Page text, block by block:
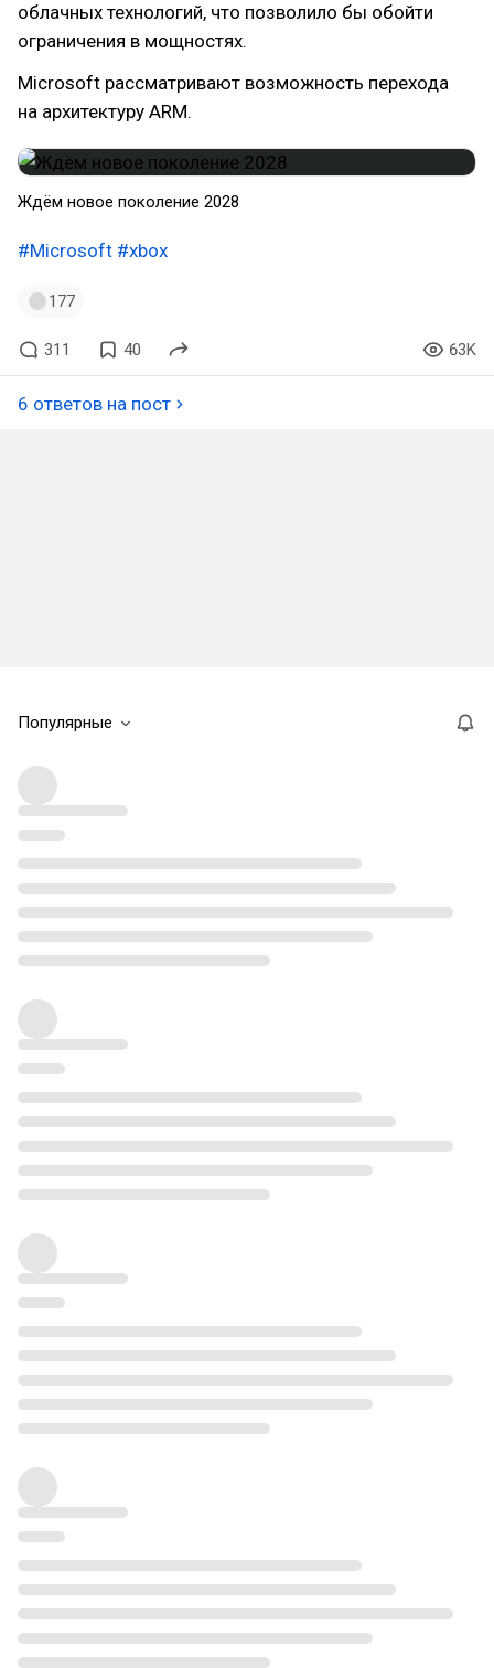
облачных технологий, что позволило бы обойти
ограничения в мощностях.
Microsoft рассматривают возможность перехода
на архитектуру ARM.
Ждём новое поколение 2028
#Microsoft #xbox
177
311 40 63K
6 ответов на пост
Популярные